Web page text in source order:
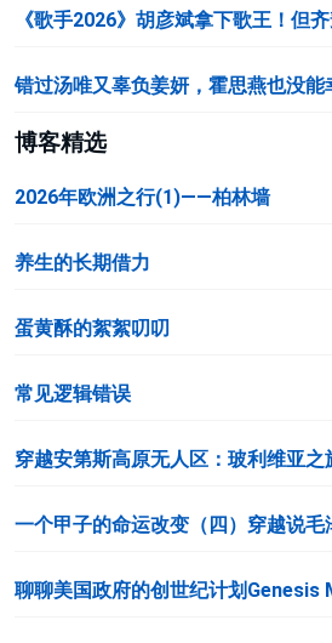
《歌手2026》胡彦斌拿下歌王！但
错过汤唯又辜负姜妍，霍思燕也没能
博客精选
2026年欧洲之行(1)——柏林墙
养生的长期借力
蛋黄酥的絮絮叨叨
常见逻辑错误
穿越安第斯高原无人区：玻利维亚
一个甲子的命运改变（四）穿越说毛
聊聊美国政府的创世纪计划Genesis